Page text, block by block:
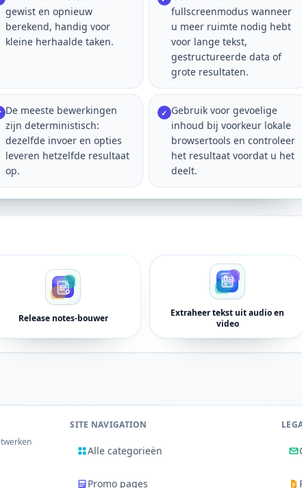
gewist en opnieuw
berekend, handig voor
kleine herhaalde taken.
fullscreenmodus wanneer
u meer ruimte nodig hebt
voor lange tekst,
gestructureerde data of
grote resultaten.
De meeste bewerkingen
zijn deterministisch:
dezelfde invoer en opties
leveren hetzelfde resultaat
op.
✓ Gebruik voor gevoelige
inhoud bij voorkeur lokale
browsertools en controleer
het resultaat voordat u het
deelt.
Release notes-bouwer
Extraheer tekst uit audio en
video
SITE NAVIGATION
Alle categorieën
Promo pages